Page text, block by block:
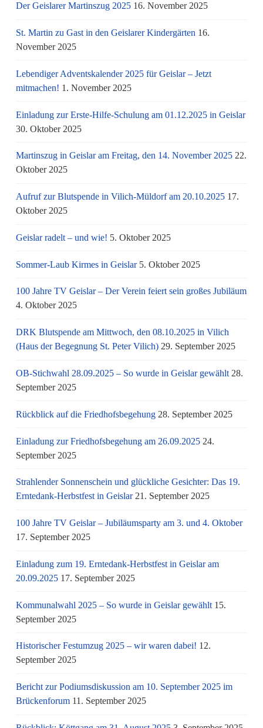
Der Geislarer Martinszug 2025 16. November 2025
St. Martin zu Gast in den Geislarer Kindergärten 16.
November 2025
Lebendiger Adventskalender 2025 für Geislar – Jetzt
mitmachen! 1. November 2025
Einladung zur Erste-Hilfe-Schulung am 01.12.2025 in Geislar
30. Oktober 2025
Martinszug in Geislar am Freitag, den 14. November 2025 22.
Oktober 2025
Aufruf zur Blutspende in Vilich-Müldorf am 20.10.2025 17.
Oktober 2025
Geislar radelt – und wie! 5. Oktober 2025
Sommer-Laub Kirmes in Geislar 5. Oktober 2025
100 Jahre TV Geislar – Der Verein feiert sein großes Jubiläum
4. Oktober 2025
DRK Blutspende am Mittwoch, den 08.10.2025 in Vilich
(Haus der Begegnung St. Peter Vilich) 29. September 2025
OB-Stichwahl 28.09.2025 – So wurde in Geislar gewählt 28.
September 2025
Rückblick auf die Friedhofsbegehung 28. September 2025
Einladung zur Friedhofsbegehung am 26.09.2025 24.
September 2025
Strahlender Sonnenschein und glückliche Gesichter: Das 19.
Erntedank-Herbstfest in Geislar 21. September 2025
100 Jahre TV Geislar – Jubiläumsparty am 3. und 4. Oktober
17. September 2025
Einladung zum 19. Erntedank-Herbstfest in Geislar am
20.09.2025 17. September 2025
Kommunalwahl 2025 – So wurde in Geislar gewählt 15.
September 2025
Historischer Festumzug 2025 – wir waren dabei! 12.
September 2025
Bericht zur Podiumsdiskussion am 10. September 2025 im
Brückenforum 11. September 2025